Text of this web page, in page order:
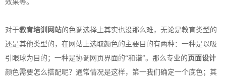
效果等。
对于教育培训网站的色调选择上其实也没那么难，无论是教育类型的
还是其他类型的，在网站上选取颜色的主要目的有两种：一种是以吸
引眼球为目的；一种是协调网页界面的“和谐”。那么专业的 页面设计
颜色需要怎么搭配呢？通常情况是这样，第一我们确定一个底色；其